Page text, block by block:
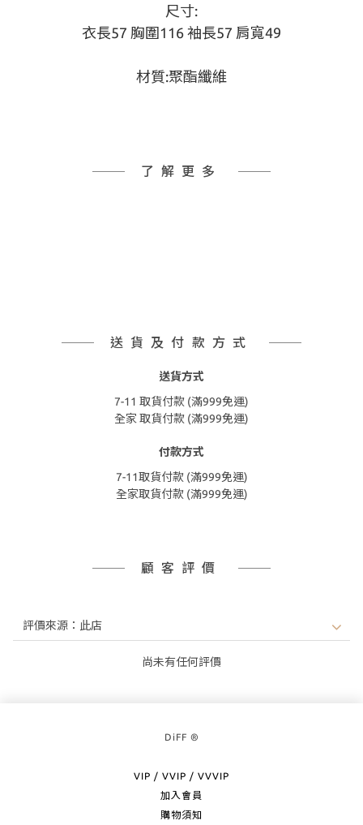
尺寸:
衣長57 胸圍116 袖長57 肩寬49
材質:聚酯纖維
了解更多
送貨及付款方式
送貨方式
7-11 取貨付款 (滿999免運)
全家 取貨付款 (滿999免運)
付款方式
7-11取貨付款 (滿999免運)
全家取貨付款 (滿999免運)
顧客評價
尚未有任何評價
DiFF ®
VIP / VVIP / VVVIP
加入會員
購物須知